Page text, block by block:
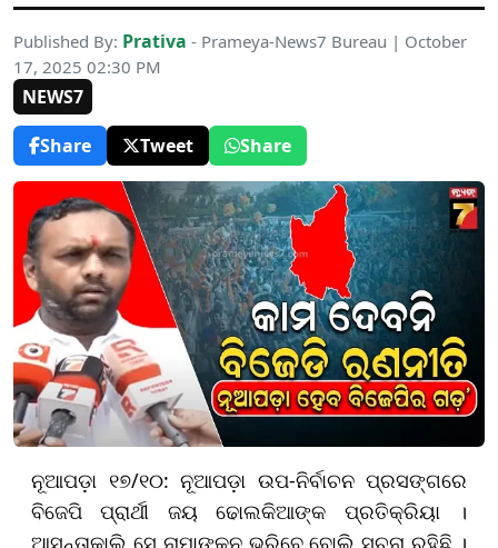
Published By: Prativa - Prameya-News7 Bureau | October
17, 2025 02:30 PM
NEWS7
Share
Tweet Share
ନୂଆପଡ଼ା ୧୭/୧୦: ନୂଆପଡ଼ା ଉପ-ନିର୍ବାଚନ ପ୍ରସଙ୍ଗରେ
ବିଜେପି ପ୍ରାର୍ଥୀ ଜୟ ଢୋଲକିଆଙ୍କ ପ୍ରତିକ୍ରିୟା ।
ଆସନ୍ତାକାଲି ସେ ନାମାଙ୍କନ ଭରିବେ ବୋଲି ସୂଚନା ରହିଛି ।